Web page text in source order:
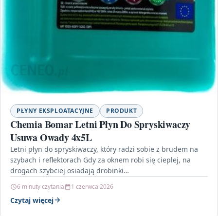
PŁYNY EKSPLOATACYJNE PRODUKT
Chemia Bomar Letni Płyn Do Spryskiwaczy
Usuwa Owady 4x5L
Letni płyn do spryskiwaczy, który radzi sobie z brudem na
szybach i reflektorach Gdy za oknem robi się cieplej, na
drogach szybciej osiadają drobinki…
6 minuty czytania 1 czerwca 2026
Czytaj więcej